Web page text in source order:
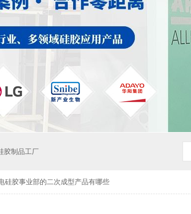
胶制品工厂
硅胶事业部的二次成型产品有哪些